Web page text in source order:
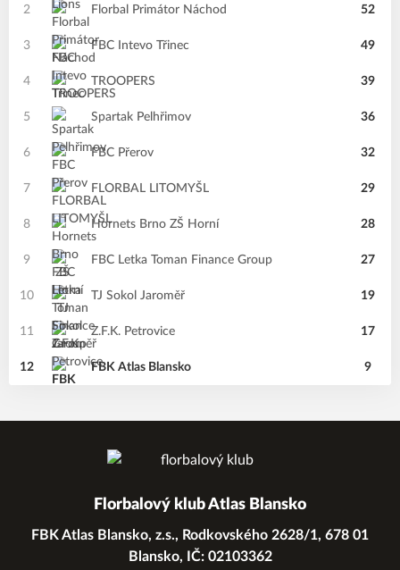
2 Florbal Primátor Náchod 52
3 FBC Intevo Třinec 49
4 TROOPERS 39
5 Spartak Pelhřimov 36
6 FBC Přerov 32
7 FLORBAL LITOMYŠL 29
8 Hornets Brno ZŠ Horní 28
9 FBC Letka Toman Finance Group 27
10 TJ Sokol Jaroměř 19
11 Z.F.K. Petrovice 17
12 FBK Atlas Blansko 9
Florbalový klub Atlas Blansko
FBK Atlas Blansko, z.s., Rodkovského 2628/1, 678 01
Blansko, IČ: 02103362